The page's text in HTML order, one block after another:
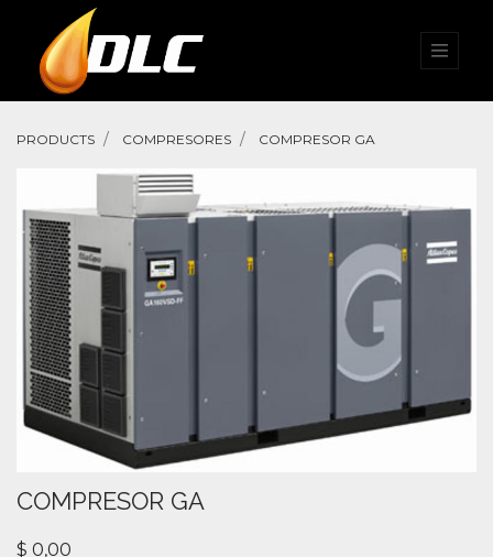
PRODUCTS COMPRESORES COMPRESOR GA
COMPRESOR GA
$ 0,00